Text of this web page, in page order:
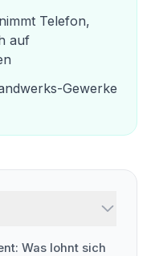
Telefon,
auf
Gewerke
Was lohnt sich